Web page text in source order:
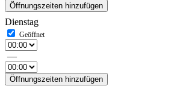
Öffnungszeiten hinzufügen
Dienstag
—
Öffnungszeiten hinzufügen